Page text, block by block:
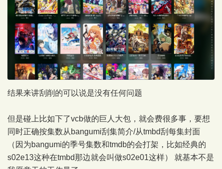
结果来讲刮削的可以说是没有任何问题
但是碰上比如下了vcb做的巨人大包，就会费很多事，要想
同时正确按集数从bangumi刮集简介/从tmbd刮每集封面
（因为bangumi的季号集数和tmdb的会打架，比如经典的
s02e13这种在tmbd那边就会叫做s02e01这样） 就基本不是